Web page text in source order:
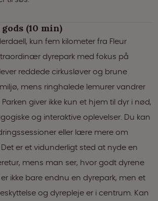
(10 min)
kun fem kilometer fra Fleur
dyrepark med fokus på
reddede cirkusløver og brune
mens ringhalede lemurer vandrer
giver ikke kun et hjem til dyr i nød,
og interaktive oplevelser. Du kan
eller lære mere om
er et vidunderligt sted at nyde en
mens man ser, hvor godt dyrene
ikke bare endnu en dyrepark, men et
og dyrepleje er i centrum. Kan